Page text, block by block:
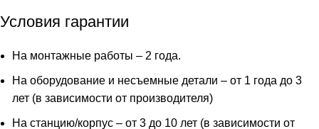
Условия гарантии
На монтажные работы – 2 года.
На оборудование и несъемные детали – от 1 года до 3
лет (в зависимости от производителя)
На станцию/корпус – от 3 до 10 лет (в зависимости от